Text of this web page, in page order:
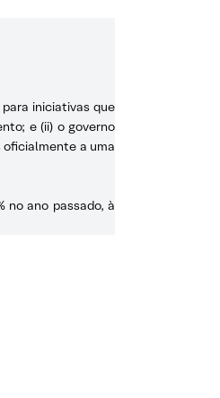
iniciativas que
e (ii) o governo
oficialmente a uma
no ano passado, à